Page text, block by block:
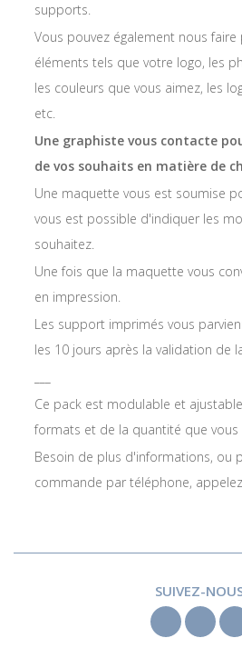
supports.
Vous pouvez également nous faire
éléments tels que votre logo, les
les couleurs que vous aimez, les
etc.
Une graphiste vous contacte
de vos souhaits en matière de
Une maquette vous est soumise
vous est possible d'indiquer les
souhaitez.
Une fois que la maquette vous
en impression.
Les support imprimés vous
les 10 jours après la validation de
Ce pack est modulable et
formats et de la quantité que vous
Besoin de plus d'informations, ou
commande par téléphone,
SUIVEZ-